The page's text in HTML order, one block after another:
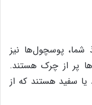
شما، پوسچول‌ها نیز
پر از چرک هستند.
یا سفید هستند که از